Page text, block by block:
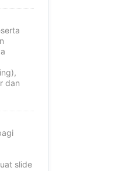
dan
slide